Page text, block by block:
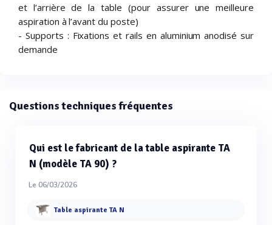
et l’arrière de la table (pour assurer une meilleure
aspiration à l’avant du poste)
- Supports : Fixations et rails en aluminium anodisé sur
demande
Questions techniques fréquentes
Qui est le fabricant de la table aspirante TA
N (modèle TA 90) ?
Le 06/03/2026
Table aspirante TA N